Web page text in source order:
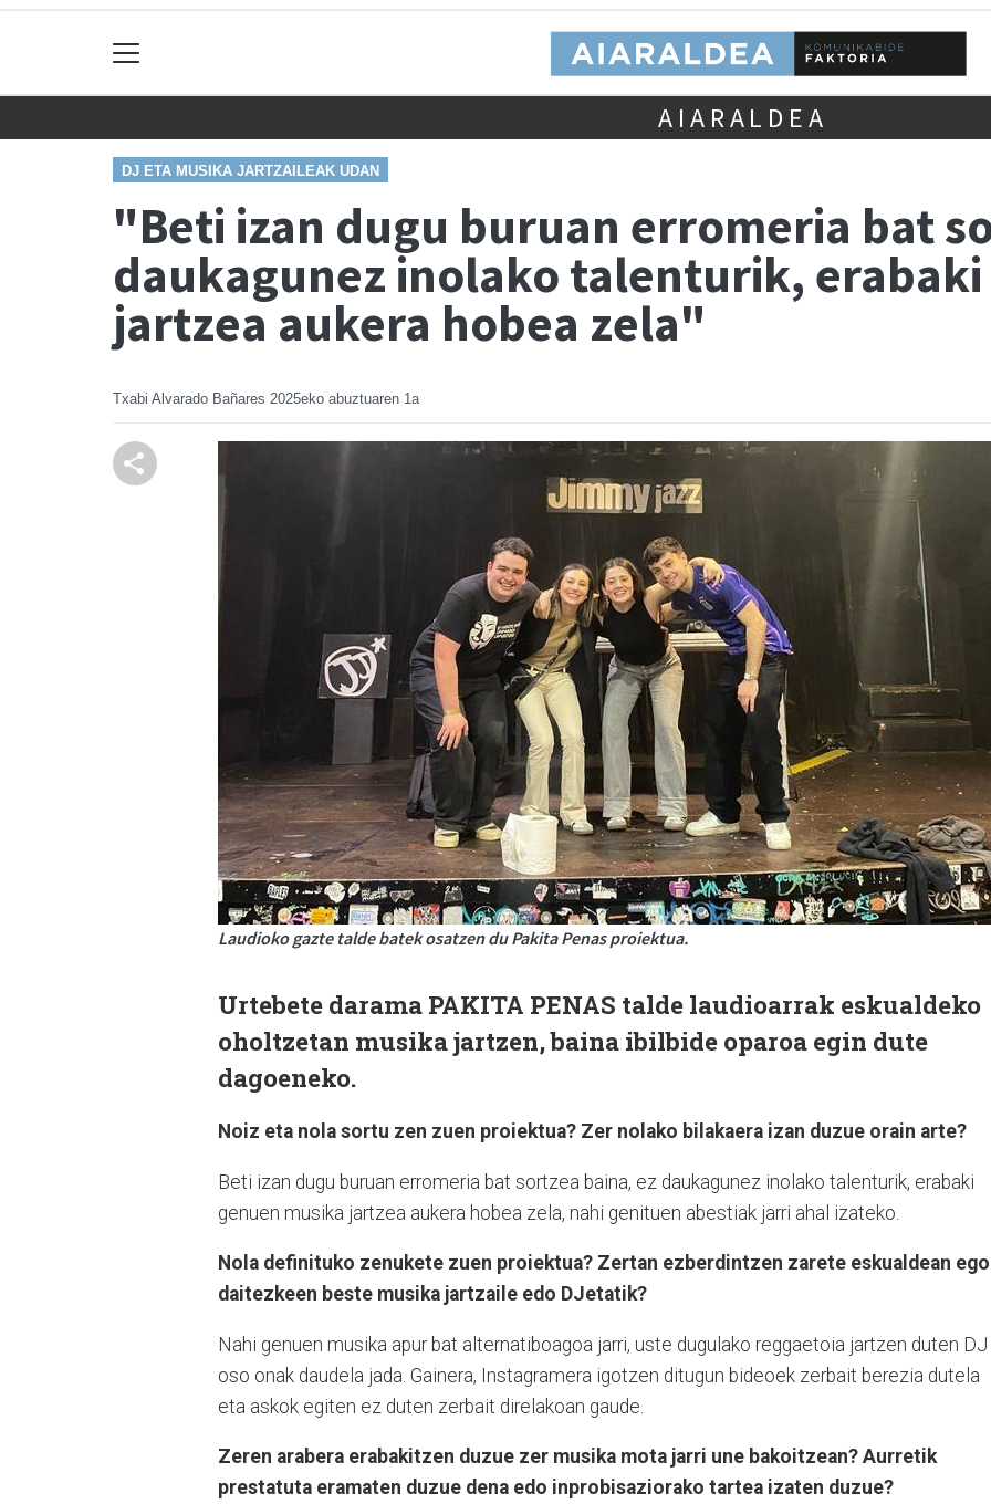
AIARALDEA
DJ ETA MUSIKA JARTZAILEAK UDAN
"Beti izan dugu buruan erromeria bat
daukagunez inolako talenturik, erabaki
jartzea aukera hobea zela"
Txabi Alvarado Bañares 2025eko abuztuaren 1a
Laudioko gazte talde batek osatzen du Pakita Penas proiektua.
Urtebete darama PAKITA PENAS talde laudioarrak eskualdeko
oholtzetan musika jartzen, baina ibilbide oparoa egin dute
dagoeneko.
Noiz eta nola sortu zen zuen proiektua? Zer nolako bilakaera izan duzue orain arte?
Beti izan dugu buruan erromeria bat sortzea baina, ez daukagunez inolako talenturik, erabaki
genuen musika jartzea aukera hobea zela, nahi genituen abestiak jarri ahal izateko.
Nola definituko zenukete zuen proiektua? Zertan ezberdintzen zarete eskualdean
daitezkeen beste musika jartzaile edo DJetatik?
Nahi genuen musika apur bat alternatiboagoa jarri, uste dugulako reggaetoia jartzen duten DJ
oso onak daudela jada. Gainera, Instagramera igotzen ditugun bideoek zerbait berezia dutela
eta askok egiten ez duten zerbait direlakoan gaude.
Zeren arabera erabakitzen duzue zer musika mota jarri une bakoitzean? Aurretik
prestatuta eramaten duzue dena edo inprobisaziorako tartea izaten duzue?